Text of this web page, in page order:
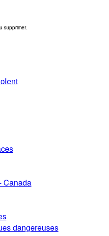
supprimer.
Canada
dangereuses